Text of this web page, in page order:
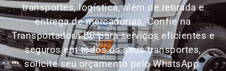
transportes,logística, além de retirada e
entrega de mercadorias. Confie na
Transportadora BR para serviços eficientes e
seguros em todos os seus transportes,
solicite seu orçamento pelo WhatsApp.